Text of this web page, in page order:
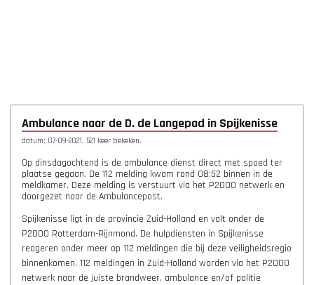
Ambulance naar de D. de Langepad in Spijkenisse
datum: 07-09-2021, 521 keer bekeken.
Op dinsdagochtend is de ambulance dienst direct met spoed ter
plaatse gegaan. De 112 melding kwam rond 08:52 binnen in de
meldkamer. Deze melding is verstuurt via het P2000 netwerk en
doorgezet naar de Ambulancepost.
Spijkenisse ligt in de provincie Zuid-Holland en valt onder de
P2000 Rotterdam-Rijnmond. De hulpdiensten in Spijkenisse
reageren onder meer op 112 meldingen die bij deze veiligheidsregio
binnenkomen. 112 meldingen in Zuid-Holland worden via het P2000
netwerk naar de juiste brandweer, ambulance en/of politie